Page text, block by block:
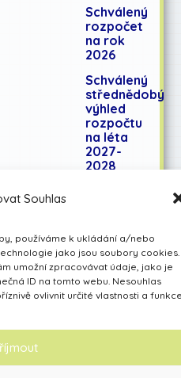
Souhlas
používáme k ukládání a/nebo
jako jsou soubory cookies.
umožní zpracovávat údaje, jako je
ID na tomto webu. Nesouhlas
ovlivnit určité vlastnosti a
Schválený
rozpočet
na rok
2026
Schválený
střednědobý
výhled
rozpočtu
na léta
2027-
2028
Avarita